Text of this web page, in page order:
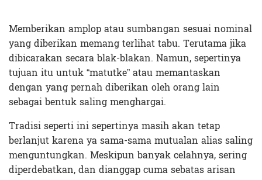
Memberikan amplop atau sumbangan sesuai nominal
yang diberikan memang terlihat tabu. Terutama jika
dibicarakan secara blak-blakan. Namun, sepertinya
tujuan itu untuk “matutke” atau memantaskan
dengan yang pernah diberikan oleh orang lain
sebagai bentuk saling menghargai.
Tradisi seperti ini sepertinya masih akan tetap
berlanjut karena ya sama-sama mutualan alias saling
menguntungkan. Meskipun banyak celahnya, sering
diperdebatkan, dan dianggap cuma sebatas arisan